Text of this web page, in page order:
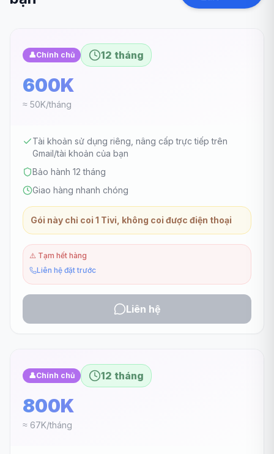
👤Chính chủ 12 tháng
600K
≈ 50K/tháng
Tài khoản sử dụng riêng, nâng cấp trực tiếp trên
Gmail/tài khoản của bạn
Bảo hành 12 tháng
Giao hàng nhanh chóng
Gói này chỉ coi 1 Tivi, không coi được điện thoại
⚠️ Tạm hết hàng
Liên hệ đặt trước
Liên hệ
👤Chính chủ 12 tháng
800K
≈ 67K/tháng